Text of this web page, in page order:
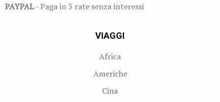
PAYPAL- Paga in 3 rate senza interessi
VIAGGI
Africa
Americhe
Cina